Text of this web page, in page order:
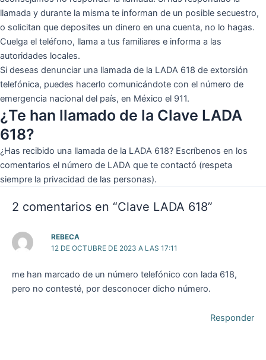
llamada y durante la misma te informan de un posible secuestro,
o solicitan que deposites un dinero en una cuenta, no lo hagas.
Cuelga el teléfono, llama a tus familiares e informa a las
autoridades locales.
Si deseas denunciar una llamada de la LADA 618 de extorsión
telefónica, puedes hacerlo comunicándote con el número de
emergencia nacional del país, en México el 911.
¿Te han llamado de la Clave LADA
618?
¿Has recibido una llamada de la LADA 618? Escríbenos en los
comentarios el número de LADA que te contactó (respeta
siempre la privacidad de las personas).
2 comentarios en “Clave LADA 618”
REBECA
12 DE OCTUBRE DE 2023 A LAS 17:11
me han marcado de un número telefónico con lada 618,
pero no contesté, por desconocer dicho número.
Responder